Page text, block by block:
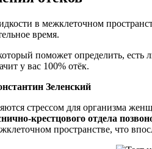
в межклеточном
время.
поможет определить,
у вас 100% отёк.
Зеленский
стрессом для организма
крестцового отдела
пространстве, что